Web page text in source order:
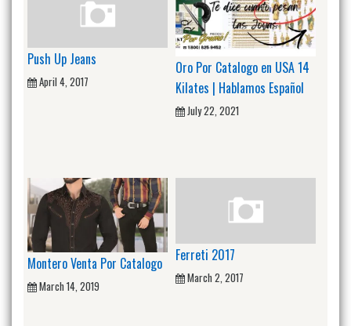
Push Up Jeans
April 4, 2017
Oro Por Catalogo en USA 14
Kilates | Hablamos Español
July 22, 2021
Montero Venta Por Catalogo
March 14, 2019
Ferreti 2017
March 2, 2017